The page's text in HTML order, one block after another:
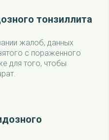
тонзиллита
жалоб, данных
с пораженного
для того, чтобы